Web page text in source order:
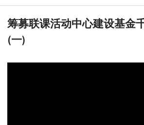
筹募联课活动中心建设基金
(一)